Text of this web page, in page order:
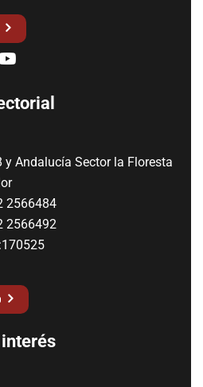
y Andalucía Sector la Floresta
2566484
2566492